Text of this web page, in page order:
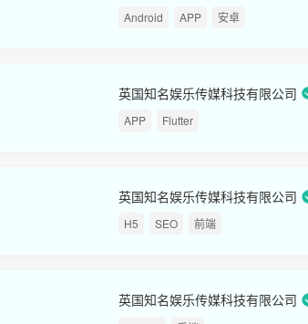
Android APP 安卓
英国知名娱乐传媒科技有限公司
APP Flutter
英国知名娱乐传媒科技有限公司
H5 SEO 前端
英国知名娱乐传媒科技有限公司